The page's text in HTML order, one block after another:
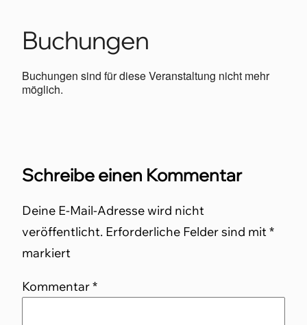
Buchungen
Buchungen sind für diese Veranstaltung nicht mehr
möglich.
Schreibe einen Kommentar
Deine E-Mail-Adresse wird nicht
veröffentlicht. Erforderliche Felder sind mit*
markiert
Kommentar*